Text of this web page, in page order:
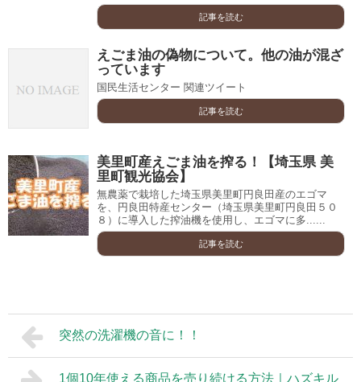
記事を読む
えごま油の偽物について。他の油が混ざ
っています
国民生活センター 関連ツイート
記事を読む
美里町産えごま油を搾る！【埼玉県 美
里町観光協会】
無農薬で栽培した埼玉県美里町円良田産のエゴマ
を、円良田特産センター（埼玉県美里町円良田５０
８）に導入した搾油機を使用し、エゴマに多......
記事を読む
突然の洗濯機の音に！！
1個10年使える商品を売り続ける方法｜ハズキル